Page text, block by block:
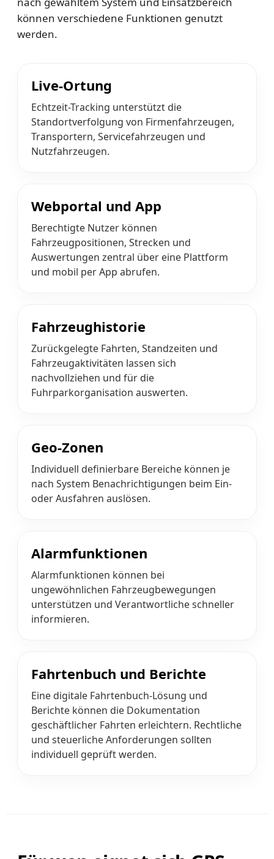
können verschiedene Funktionen genutzt
werden.
Live-Ortung
Echtzeit-Tracking unterstützt die
Standortverfolgung von Firmenfahrzeugen,
Transportern, Servicefahrzeugen und
Nutzfahrzeugen.
Webportal und App
Berechtigte Nutzer können
Fahrzeugpositionen, Strecken und
Auswertungen zentral über eine Plattform
und mobil per App abrufen.
Fahrzeughistorie
Zurückgelegte Fahrten, Standzeiten und
Fahrzeugaktivitäten lassen sich
nachvollziehen und für die
Fuhrparkorganisation auswerten.
Geo-Zonen
Individuell definierbare Bereiche können je
nach System Benachrichtigungen beim Ein-
oder Ausfahren auslösen.
Alarmfunktionen
Alarmfunktionen können bei
ungewöhnlichen Fahrzeugbewegungen
unterstützen und Verantwortliche schneller
informieren.
Fahrtenbuch und Berichte
Eine digitale Fahrtenbuch-Lösung und
Berichte können die Dokumentation
geschäftlicher Fahrten erleichtern. Rechtliche
und steuerliche Anforderungen sollten
individuell geprüft werden.